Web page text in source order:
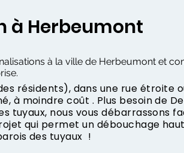
à Herbeumont
à la ville de Herbeumont et
résidents), dans une rue étroite
à moindre coût . Plus besoin de
tuyaux, nous vous débarrassons
qui permet un débouchage
des tuyaux !